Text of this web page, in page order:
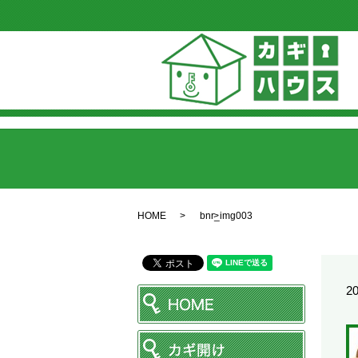
HOME bnr_img003